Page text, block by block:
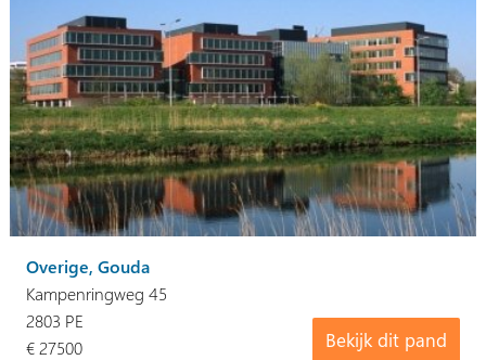
Overige, Gouda
Kampenringweg 45
Bekijk dit pand
2803 PE
€ 27500